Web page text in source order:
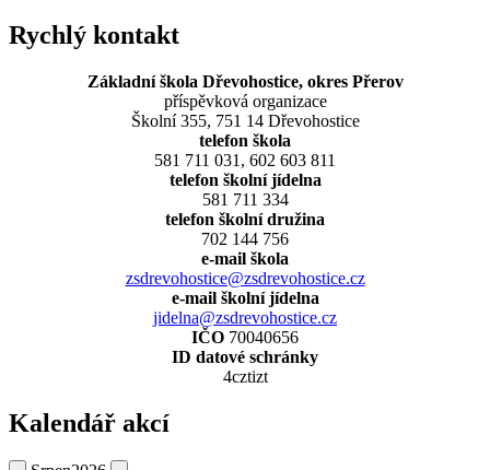
Rychlý kontakt
Základní škola Dřevohostice, okres Přerov
příspěvková organizace
Školní 355, 751 14 Dřevohostice
telefon škola
581 711 031, 602 603 811
telefon školní jídelna
581 711 334
telefon školní družina
702 144 756
e-mail škola
zsdrevohostice@zsdrevohostice.cz
e-mail školní jídelna
jidelna@zsdrevohostice.cz
IČO 70040656
ID datové schránky
4cztizt
Kalendář akcí